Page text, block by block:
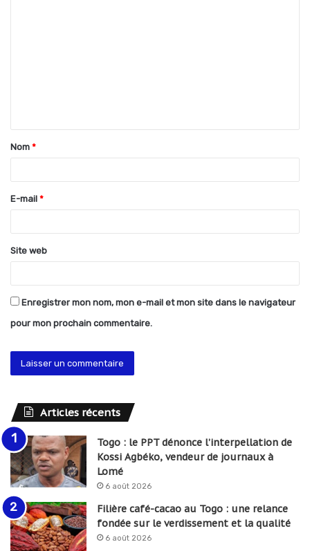
t
a
e
*
Nom *
E-mail *
Site web
Enregistrer mon nom, mon e-mail et mon site dans le navigateur
pour mon prochain commentaire.
Articles récents
Togo : le PPT dénonce l’interpellation de
Kossi Agbéko, vendeur de journaux à
Lomé
6 août 2026
Filière café-cacao au Togo : une relance
fondée sur le verdissement et la qualité
6 août 2026